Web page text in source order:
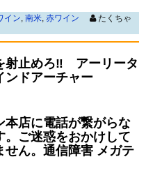
イン, 南米, 赤ワイン
たくちゃ
射止めろ‼ アーリータ
ドアーチャー
本店に電話が繋がらな
。ご迷惑をおかけして
せん。通信障害 メガテ